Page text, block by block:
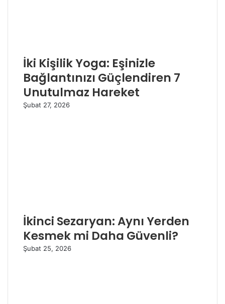
İki Kişilik Yoga: Eşinizle
Bağlantınızı Güçlendiren 7
Unutulmaz Hareket
Şubat 27, 2026
İkinci Sezaryan: Aynı Yerden
Kesmek mi Daha Güvenli?
Şubat 25, 2026